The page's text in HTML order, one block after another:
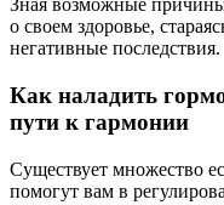
Зная возможные
о своем здоровье,
негативные последствия.
Как наладить
пути к гармонии
Существует множество
помогут вам в